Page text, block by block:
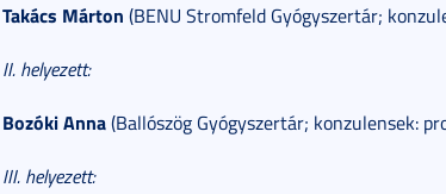
Takács Márton (BENU Stromfeld Gyógyszertár;
II. helyezett:
Bozóki Anna(Ballószög Gyógyszertár; konzulensek:
III. helyezett: